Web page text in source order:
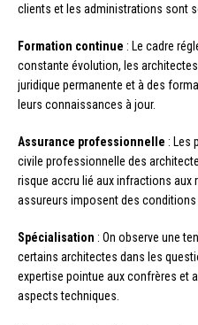
clients et les administrations sont
Formation continue : Le cadre
constante évolution, les
juridique permanente et à des
leurs connaissances à jour.
Assurance professionnelle : Les
civile professionnelle des
risque accru lié aux infractions aux
assureurs imposent des
Spécialisation : On observe une
certains architectes dans les
expertise pointue aux confrères et
aspects techniques.